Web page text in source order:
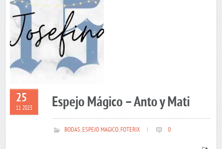
25
11 2023 Espejo Mágico – Anto y Mati
BODAS,ESPEJO MAGICO,FOTERIX 0